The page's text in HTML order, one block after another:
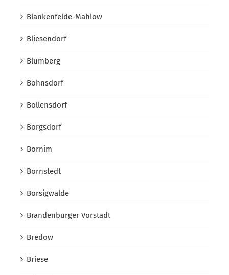
Blankenfelde-Mahlow
Bliesendorf
Blumberg
Bohnsdorf
Bollensdorf
Borgsdorf
Bornim
Bornstedt
Borsigwalde
Brandenburger Vorstadt
Bredow
Briese